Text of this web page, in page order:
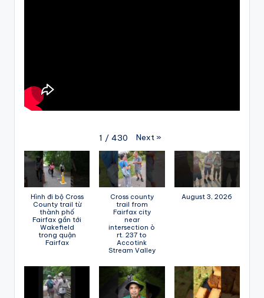
1 / 430 Next »
Hình đi bộ Cross
County trail từ
thành phố
Fairfax gần tới
Wakefield
trong quận
Fairfax
Cross county
trail from
Fairfax city
near
intersection ò
rt. 237 to
Accotink
Stream Valley
August 3, 2026